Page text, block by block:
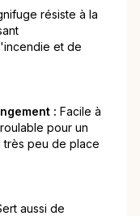
résiste à la
et de
: Facile à
pour un
très peu de place
aussi de